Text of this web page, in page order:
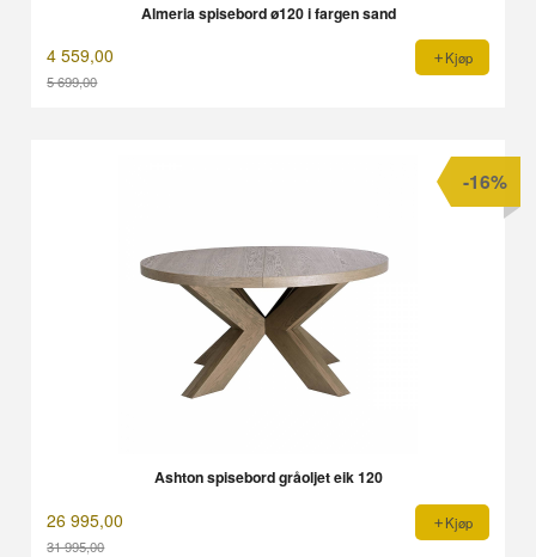
Almeria spisebord ø120 i fargen sand
4 559,00
5 699,00
Kjøp
Ashton spisebord gråoljet eik 120
26 995,00
31 995,00
-16%
Kjøp